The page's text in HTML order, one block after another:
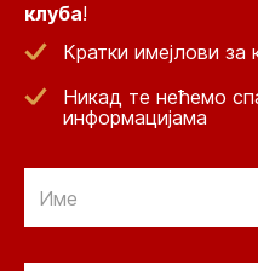
клуба!
Кратки имејлови за
Никад те нећемо
информацијама